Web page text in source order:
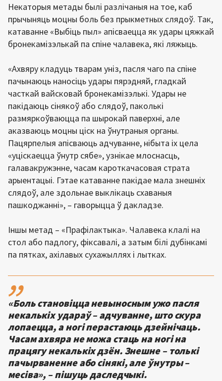
Некаторыя метады былі разлічаныя на тое, каб
прычыняць моцны боль без прыкметных слядоў. Так,
катаванне «Выбіць пыл» апісваецца як удары цяжкай
бронекамізэлькай па спіне чалавека, які ляжыць.
«Ахвяру кладуць тварам уніз, пасля чаго па спіне
пачынаюць наносіць удары пярэдняй, гладкай
часткай вайсковай бронекамізэлькі. Удары не
пакідаюць сінякоў або слядоў, паколькі
размяркоўваюцца па шырокай паверхні, але
аказваюць моцны ціск на ўнутраныя органы.
Пацярпелыя апісваюць адчуванне, нібыта іх цела
«уціскаецца ўнутр сябе», узнікае млоснасць,
галавакружэнне, часам кароткачасовая страта
арыентацыі. Гэтае катаванне пакідае мала знешніх
слядоў, але здольнае выклікаць схаваныя
пашкоджанні», – гаворыцца ў дакладзе.
Іншы метад – «Прафілактыка». Чалавека клалі на
стол або падлогу, фіксавалі, а затым білі дубінкамі
па пятках, ахілавых сухажыллях і лытках.
,,
«Боль становіцца невыносным ужо пасля
некалькіх удараў – адчуванне, што скура
лопаецца, а ногі перастаюць дзейнічаць.
Часам ахвяра не можа стаць на ногі на
працягу некалькіх дзён. Знешне – толькі
пачырваненне або сінякі, але ўнутры –
месіва», – пішуць даследчыкі.